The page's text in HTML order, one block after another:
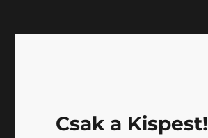
Csak a Kispest!